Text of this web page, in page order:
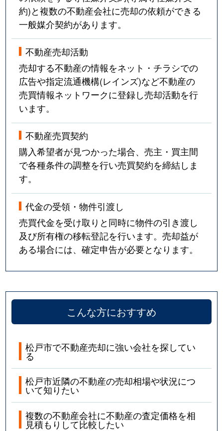
栄町
900万円
北松戸
栄町
栄町
栄町
3,300万円
北松戸
栄町
栄町
栄町
3,200万円
馬橋
栄町
栄町
栄町
4,800万円
馬橋
栄町
4,600万円
馬橋
栄町
550万円
馬橋
栄町
660万円
馬橋
栄町
3,400万円
馬橋
栄町西
950万円
北松戸
新作
6,500万円
馬橋
新松戸
新松戸
11,000万円
新松戸
約)と複数の不動産会社に売却の依頼ができる
一般媒介契約があります。
不動産売却活動
売却する不動産の情報をネット・チラシでの
広告や指定流通機構(レインズ)など不動産の
売買情報ネットワークに登録し売却活動を行
います。
不動産売買契約
購入希望者が見つかった場合、売主・買主間
で各種条件の調整を行い売買契約を締結しま
す。
代金の受領・物件引渡し
売買代金を受け取りと同時に物件の引き渡し
及び所有権の移転登記を行います。売却益が
ある場合には、確定申告が必要となります。
こんな方におすすめ
松戸市で不動産売却に強い会社を探してい
る
松戸市近隣の不動産の売却相場や状況につ
いて知りたい
複数の不動産会社に不動産の査定価格を相
見積もりして比較したい